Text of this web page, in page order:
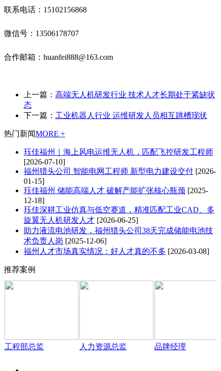
联系电话：15102156868
微信号：13506178707
合作邮箱：huanfei888@163.com
上一篇： 高端无人机研发行业 技术人才长期处于紧缺状
态
下一篇： 工业机器人行业 运维研发人员相互跳槽现状
热门新闻MORE +
珏佳福州｜海上风电运维无人机，匹配飞控研发工程师
[2026-07-10]
福州猎头公司 智能电网工程师 新型电力建设交付 [2026-
01-15]
珏佳福州 储能高端人才 破解产能扩张核心瓶颈 [2025-
12-18]
珏佳深耕工业仿真与低空赛道，精准匹配工业CAD、多
旋翼无人机研发人才 [2026-06-25]
助力液流电池研发，福州猎头公司38天完成储能电池技
术负责人岗 [2025-12-06]
福州人才市场真实情况：好人才真的不多 [2026-03-08]
推荐案例
工程部总监 人力资源总监 品牌经理